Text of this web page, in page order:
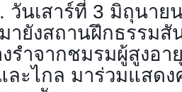
วันเสาร์ที่ 3 มิถุนา
ยังสถานฝึกธรรมสั
รำจากชมรมผู้สูงอา
ละไกล มาร่วมแสด